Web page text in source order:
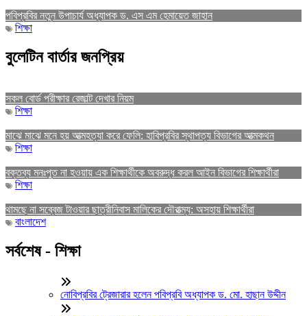
পবিপ্রবির নতুন উপাচার্য অধ্যাপক ড. এস এম হেমায়েত জাহান
শিক্ষা
বুলেটিন বার্তার জনপ্রিয়
সকল বোর্ড পরীক্ষার রেজাল্ট দেখার নিয়ম
শিক্ষা
মাঝে মাঝে মনে হয় আত্মহত্যা করে ফেলি: হাবিপ্রবির স্থাপত্য বিভাগের আত্মকথন
শিক্ষা
বক্তব্য মনঃপুত না হওয়ায় এক শিক্ষার্থীকে অবরুদ্ধ করল আইন বিভাগের শিক্ষার্থীরা
শিক্ষা
থামছে না সব্বেজ টাওয়ার ছাত্রীনিবাস মালিকের দৌরাত্ম্য: অসহায় শিক্ষার্থীরা
বাংলাদেশ
সর্বশেষ - শিক্ষা
নোবিপ্রবির ট্রেজারার হলেন পবিপ্রবি অধ্যাপক ড. মো. হাছান উদ্দীন